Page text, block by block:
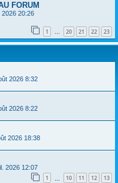
FORUM
2026 20:26
1 … 20 21 22 23
2026 8:32
2026 8:22
2026 18:38
2026 12:07
1 10 11 12 13